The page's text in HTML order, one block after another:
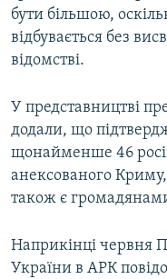
бути більшою,
відбувається без
відомстві.
У представництві
додали, що
щонайменше 46
анексованого Криму,
також є
Наприкінці червня
України в АРК